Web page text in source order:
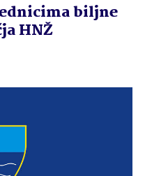
biljne
HNŽ